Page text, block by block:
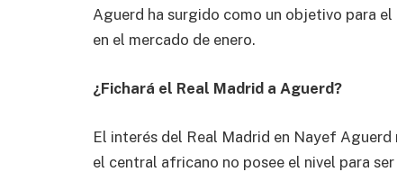
Aguerd ha surgido como un objetivo para
en el mercado de enero.
¿Fichará el Real Madrid a Aguerd?
El interés del Real Madrid en Nayef
el central africano no posee el nivel para